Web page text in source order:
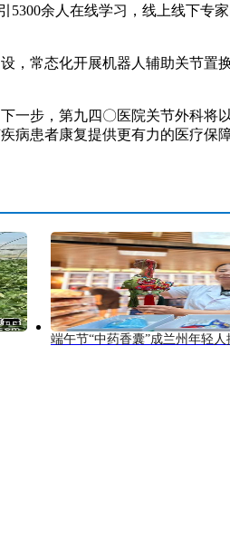
余人在线学习，线上线下专
常态化开展机器人辅助关节置
步，第九四〇医院关节外科将
病患者康复提供更有力的医疗保
端午节“中药香囊”成兰州年轻人